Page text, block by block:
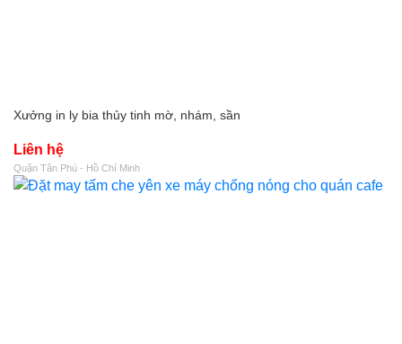
Xưởng in ly bia thủy tinh mờ, nhám, sần
Liên hệ
Quận Tân Phú - Hồ Chí Minh